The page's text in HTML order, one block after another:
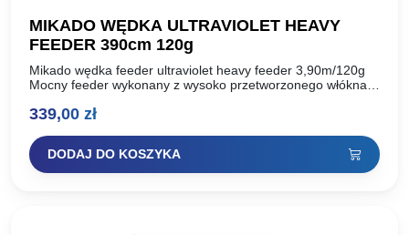
MIKADO WĘDKA ULTRAVIOLET HEAVY
FEEDER 390cm 120g
Mikado wędka feeder ultraviolet heavy feeder 3,90m/120g
Mocny feeder wykonany z wysoko przetworzonego włókna
się szczytową akcją i…
339,00 zł
DODAJ DO KOSZYKA